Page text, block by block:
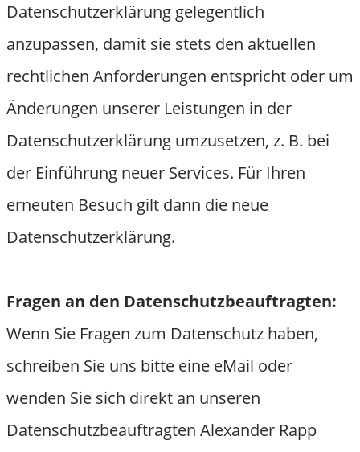
Datenschutzerklärung gelegentlich
anzupassen, damit sie stets den aktuellen
rechtlichen Anforderungen entspricht oder um
Änderungen unserer Leistungen in der
Datenschutzerklärung umzusetzen, z. B. bei
der Einführung neuer Services. Für Ihren
erneuten Besuch gilt dann die neue
Datenschutzerklärung.
Fragen an den Datenschutzbeauftragten:
Wenn Sie Fragen zum Datenschutz haben,
schreiben Sie uns bitte eine eMail oder
wenden Sie sich direkt an unseren
Datenschutzbeauftragten Alexander Rapp